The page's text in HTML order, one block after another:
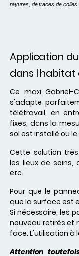
rayures, de traces de colles
Application
dans l'habitat
Ce maxi
s'adapte
télétravail, en
fixes, dans la
sol est installé ou le
Cette solution
les lieux de soins,
etc.
Pour que le
que la surface est
Si nécessaire, les
nouveau retirés et
face. L'utilisation à
Attention